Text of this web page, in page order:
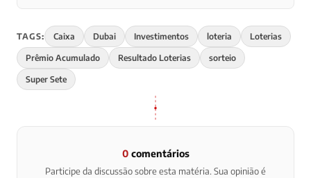
TAGS: Caixa Dubai Investimentos loteria Loterias
Prêmio Acumulado Resultado Loterias sorteio
Super Sete
0comentários
Participe da discussão sobre esta matéria. Sua opinião é